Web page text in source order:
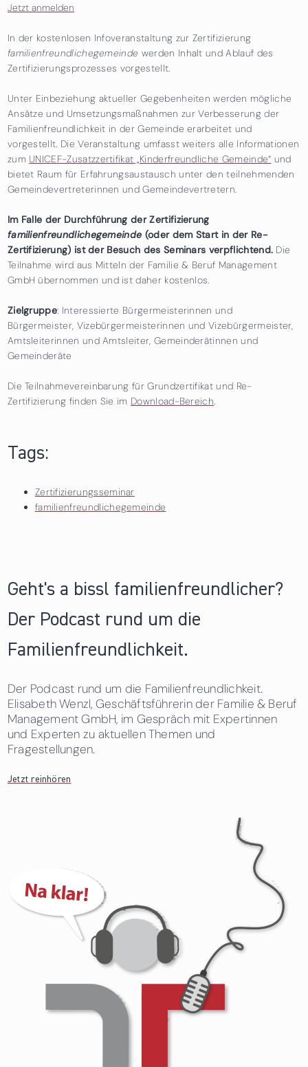
Jetzt anmelden
In der kostenlosen Infoveranstaltung zur Zertifizierung
familienfreundlichegemeinde werden Inhalt und Ablauf des
Zertifizierungsprozesses vorgestellt.
Unter Einbeziehung aktueller Gegebenheiten werden mögliche
Ansätze und Umsetzungsmaßnahmen zur Verbesserung der
Familienfreundlichkeit in der Gemeinde erarbeitet und
vorgestellt. Die Veranstaltung umfasst weiters alle Informationen
zum UNICEF-Zusatzzertifikat „Kinderfreundliche Gemeinde“ und
bietet Raum für Erfahrungsaustausch unter den teilnehmenden
Gemeindevertreterinnen und Gemeindevertretern.
Im Falle der Durchführung der Zertifizierung
familienfreundlichegemeinde (oder dem Start in der Re-
Zertifizierung) ist der Besuch des Seminars verpflichtend. Die
Teilnahme wird aus Mitteln der Familie & Beruf Management
GmbH übernommen und ist daher kostenlos.
Zielgruppe: Interessierte Bürgermeisterinnen und
Bürgermeister, Vizebürgermeisterinnen und Vizebürgermeister,
Amtsleiterinnen und Amtsleiter, Gemeinderätinnen und
Gemeinderäte
Die Teilnahmevereinbarung für Grundzertifikat und Re-
Zertifizierung finden Sie im Download-Bereich.
Tags:
Zertifizierungsseminar
familienfreundlichegemeinde
Geht's a bissl familienfreundlicher?
Der Podcast rund um die
Familienfreundlichkeit.
Der Podcast rund um die Familienfreundlichkeit.
Elisabeth Wenzl, Geschäftsführerin der Familie & Beruf
Management GmbH, im Gespräch mit Expertinnen
und Experten zu aktuellen Themen und
Fragestellungen.
Jetzt reinhören